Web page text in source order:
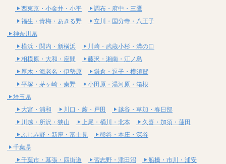
西東京・小金井・小平
調布・府中・三鷹
福生・青梅・あきる野
立川・国分寺・八王子
神奈川県
横浜・関内・新横浜
川崎・武蔵小杉・溝の口
相模原・大和・座間
藤沢・湘南・江ノ島
厚木・海老名・伊勢原
鎌倉・逗子・横須賀
平塚・茅ヶ崎・秦野
小田原・湯河原・箱根
埼玉県
大宮・浦和
川口・蕨・戸田
越谷・草加・春日部
川越・所沢・狭山
上尾・桶川・北本
久喜・加須・蓮田
ふじみ野・新座・富士見
熊谷・本庄・深谷
千葉県
千葉市・幕張・四街道
習志野・津田沼
船橋・市川・浦安